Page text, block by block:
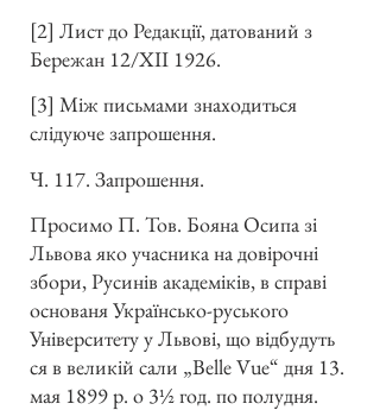
[2] Лист до Редакції, датований з
Бережан 12/XII 1926.
[3] Між письмами знаходиться
слідуюче запрошення.
Ч. 117. Запрошення.
Просимо П. Тов. Бояна Осипа зі
Львова яко учасника на довірочні
збори, Русинів академіків, в справі
основаня Українсько-руського
Університету у Львові, що відбудуть
ся в великій сали „Belle Vue“ дня 13.
мая 1899 р. о 3½ год. по полудня.